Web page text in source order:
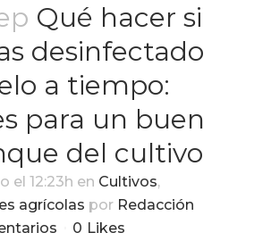
Qué hacer si
desinfectado
a tiempo:
para un buen
del cultivo
el 12:23h en Cultivos,
agrícolas por Redacción
0 Likes